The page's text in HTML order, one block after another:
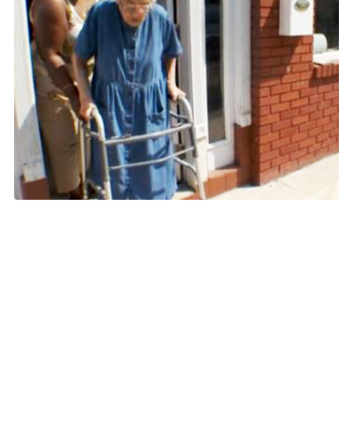
la Shoah pour bénéficier des dispositifs (aide à domicile,
aménagement du domicile, aide aux déplacements, repas
cacher, aide médicale) financés par la Claims conference et
la Fondation pour la Mémoire de la Shoah.
Fondation Casip-Cojasor
9 rue Emilio Castelar, Paris 12e
Tél : 01 49 23 71 30
Email : surv.shoah@casip-cojasor.fr
En savoir plus